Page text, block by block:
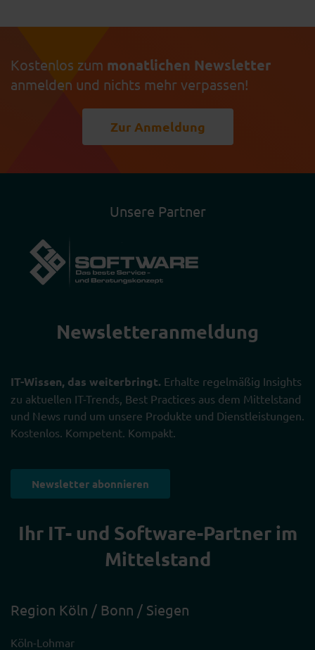
Kostenlos zum monatlichen Newsletter
anmelden und nichts mehr verpassen!
Zur Anmeldung
Unsere Partner
Newsletter­anmeldung
IT-Wissen, das weiterbringt. Erhalte regelmäßig Insights
zu aktuellen IT-Trends, Best Practices aus dem Mittelstand
und News rund um unsere Produkte und Dienstleistungen.
Kostenlos. Kompetent. Kompakt.
Newsletter abonnieren
Ihr IT- und Software-Partner im
Mittelstand
Region Köln / Bonn / Siegen
Köln-Lohmar